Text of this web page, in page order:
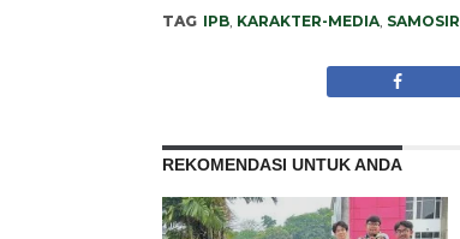
TAG IPB, KARAKTER-MEDIA, SAMOSIR
REKOMENDASI UNTUK ANDA